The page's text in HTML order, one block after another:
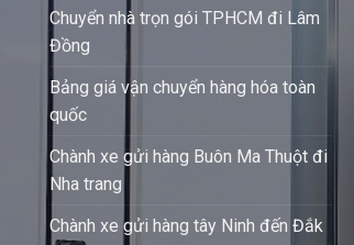
Chuyển nhà trọn gói TPHCM đi Lâm
Đồng
Bảng giá vận chuyển hàng hóa toàn
quốc
Chành xe gửi hàng Buôn Ma Thuột đi
Nha trang
Chành xe gửi hàng tây Ninh đến Đắk